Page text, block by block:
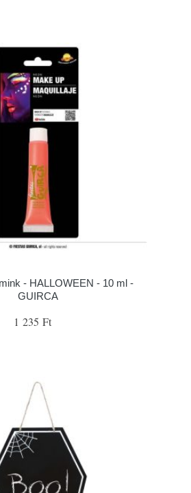
- HALLOWEEN - 10 ml -
GUIRCA
1 235 Ft